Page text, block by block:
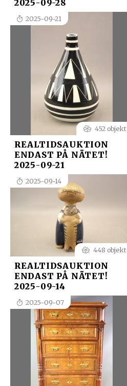
2025-09-28
2025-09-21
452 objekt
REALTIDSAUKTION
ENDAST PÅ NÄTET!
2025-09-21
2025-09-14
448 objekt
REALTIDSAUKTION
ENDAST PÅ NÄTET!
2025-09-14
2025-09-07